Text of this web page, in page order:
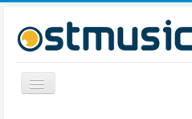
Включить/выключить навигацию